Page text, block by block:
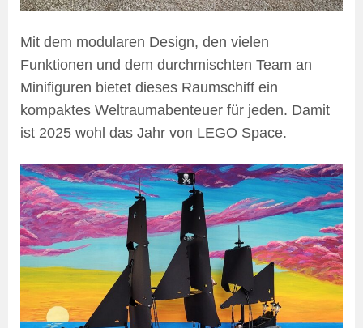
Mit dem modularen Design, den vielen
Funktionen und dem durchmischten Team an
Minifiguren bietet dieses Raumschiff ein
kompaktes Weltraumabenteuer für jeden. Damit
ist 2025 wohl das Jahr von LEGO Space.